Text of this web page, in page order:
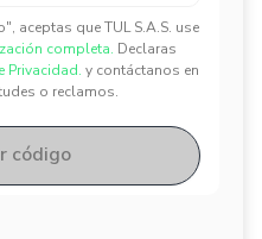
aceptas que TUL S.A.S. use
completa. Declaras
Privacidad. y contáctanos en
o reclamos.
✕
✕
código